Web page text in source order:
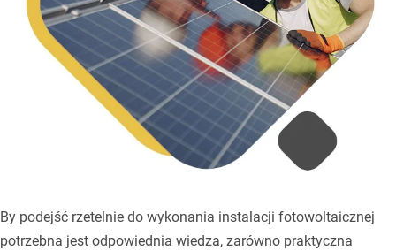
By podejść rzetelnie do wykonania instalacji fotowoltaicznej
potrzebna jest odpowiednia wiedza, zarówno praktyczna